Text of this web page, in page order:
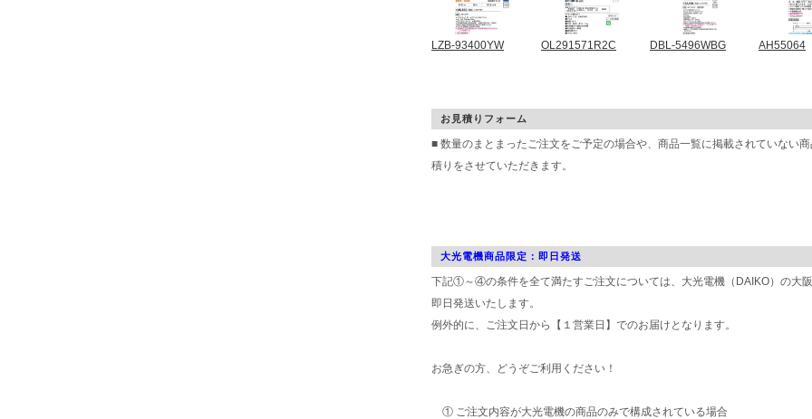
LZB-93400YW OL291571R2C DBL-5496WBG AH55064
お見積りフォーム
■ 数量のまとまったご注文をご予定の場合や、商品一覧に掲載されていない
積りをさせていただきます。
大光電機商品限定：即日発送
下記①～④の条件を全て満たすご注文については、大光電機（DAIKO）の大阪
即日発送いたします。
例外的に、ご注文日から【１営業日】でのお届けとなります。
お急ぎの方、どうぞご利用ください！
① ご注文内容が大光電機の商品のみで構成されている場合